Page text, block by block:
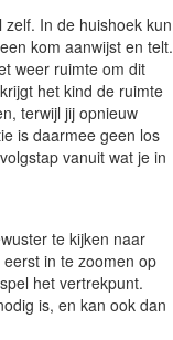
In de huishoek kun
kom aanwijst en telt.
weer ruimte om dit
het kind de ruimte
terwijl jij opnieuw
is daarmee geen los
vanuit wat je in
te kijken naar
in te zoomen op
het vertrekpunt.
is, en kan ook dan